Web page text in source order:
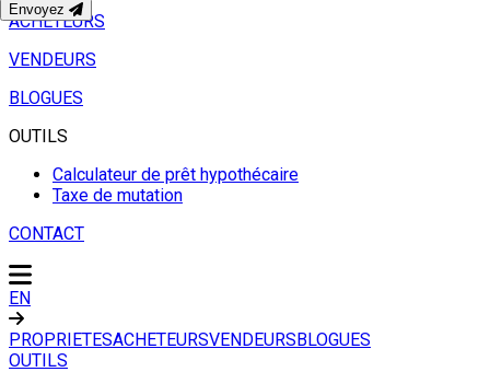
ACHETEURS
VENDEURS
BLOGUES
OUTILS
Calculateur de prêt hypothécaire
Taxe de mutation
CONTACT
EN
PROPRIETESACHETEURSVENDEURSBLOGUES
OUTILS
Envoyez